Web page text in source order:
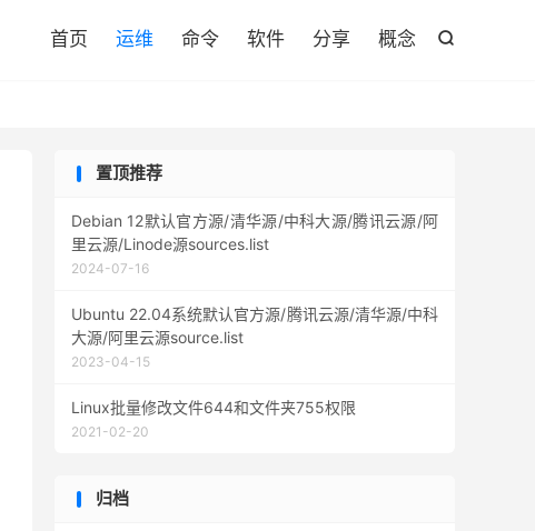

首页 运维 命令 软件 分享 概念
置顶推荐
Debian 12默认官方源/清华源/中科大源/腾讯云源/阿
里云源/Linode源sources.list
2024-07-16
Ubuntu 22.04系统默认官方源/腾讯云源/清华源/中科
大源/阿里云源source.list
2023-04-15
Linux批量修改文件644和文件夹755权限
2021-02-20
归档